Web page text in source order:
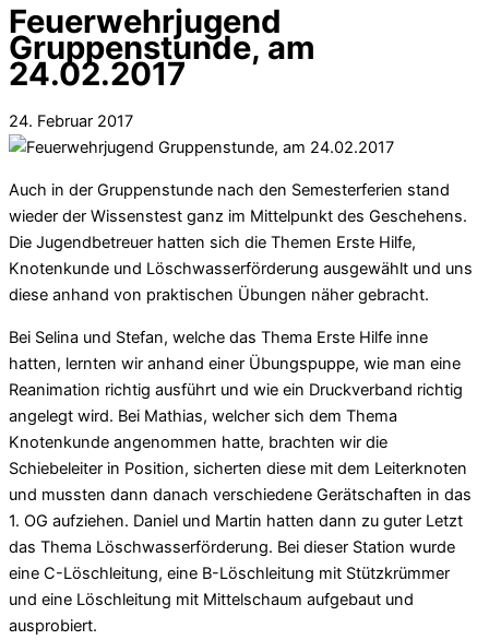
Feuerwehrjugend
Gruppenstunde, am
24.02.2017
24. Februar 2017
Auch in der Gruppenstunde nach den Semesterferien stand
wieder der Wissenstest ganz im Mittelpunkt des Geschehens.
Die Jugendbetreuer hatten sich die Themen Erste Hilfe,
Knotenkunde und Löschwasserförderung ausgewählt und uns
diese anhand von praktischen Übungen näher gebracht.
Bei Selina und Stefan, welche das Thema Erste Hilfe inne
hatten, lernten wir anhand einer Übungspuppe, wie man eine
Reanimation richtig ausführt und wie ein Druckverband richtig
angelegt wird. Bei Mathias, welcher sich dem Thema
Knotenkunde angenommen hatte, brachten wir die
Schiebeleiter in Position, sicherten diese mit dem Leiterknoten
und mussten dann danach verschiedene Gerätschaften in das
1. OG aufziehen. Daniel und Martin hatten dann zu guter Letzt
das Thema Löschwasserförderung. Bei dieser Station wurde
eine C-Löschleitung, eine B-Löschleitung mit Stützkrümmer
und eine Löschleitung mit Mittelschaum aufgebaut und
ausprobiert.